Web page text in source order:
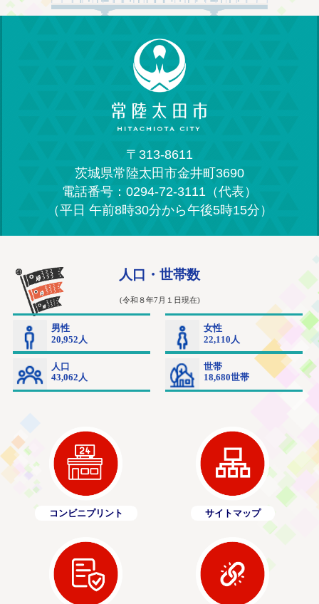
〒313-8611
茨城県常陸太田市金井町3690
電話番号：0294-72-3111（代表）
（平日 午前8時30分から午後5時15分）
コンビニプリント サイトマップ